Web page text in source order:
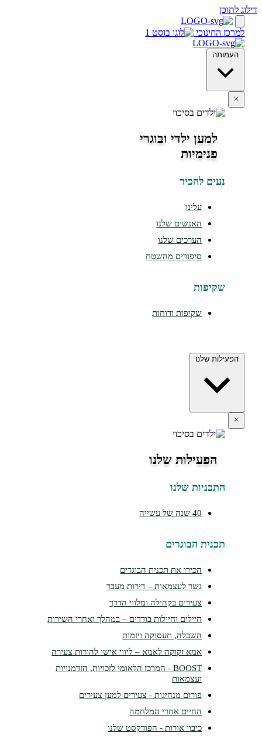
למען ילדי ובוגרי
להכיר
האנשים שלנו
הערכים שלנו
סיפורים מהשטח
שקיפות ודוחות
שלנו
הפעילות שלנו
שלנו
הבוגרים
הכירו את תכנית הבוגרים
גשר לעצמאות – דירות מעבר
צעירים בקהילה ומלווי הדרך
חיילים וחיילות בודדים – במהלך ואחרי השירות
השכלה, תעסוקה ויזמות
אמא זקוקה לאמא – ליווי אישי להורות צעירה
BOOST - המרכז הלאומי לזכויות, הזדמנויות
פורום מנהיגות - צעירים למען צעירים
החיים אחרי המלחמה
כיבוי אורות - הפודקסט שלנו